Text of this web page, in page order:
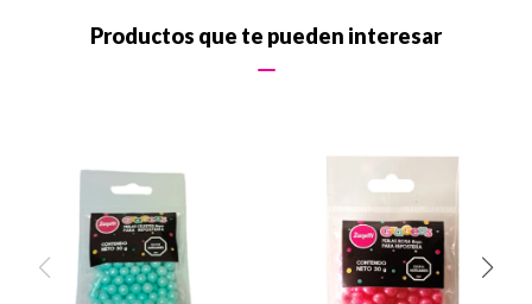
Productos que te pueden interesar